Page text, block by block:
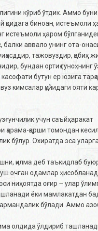
кўриб ўтдик. Аммо
қоидага биноан, истеъмоли
истеъмоли ҳаром
аввало унинг ота-
тажовуздир, қабиҳ
бундан ортиқ гуноҳнинг
бутун ер юзига
кимсалар қуйидаги ояти
учун саъй­ҳаракат
қарама-қарши томондан
бўлур. Охиратда эса
қилма деб таъкидлаб
очган одамлар
ниҳоятда оғир – улар
ёки мамлакатдан
бўлади. Аммо
олдида ўлдириб